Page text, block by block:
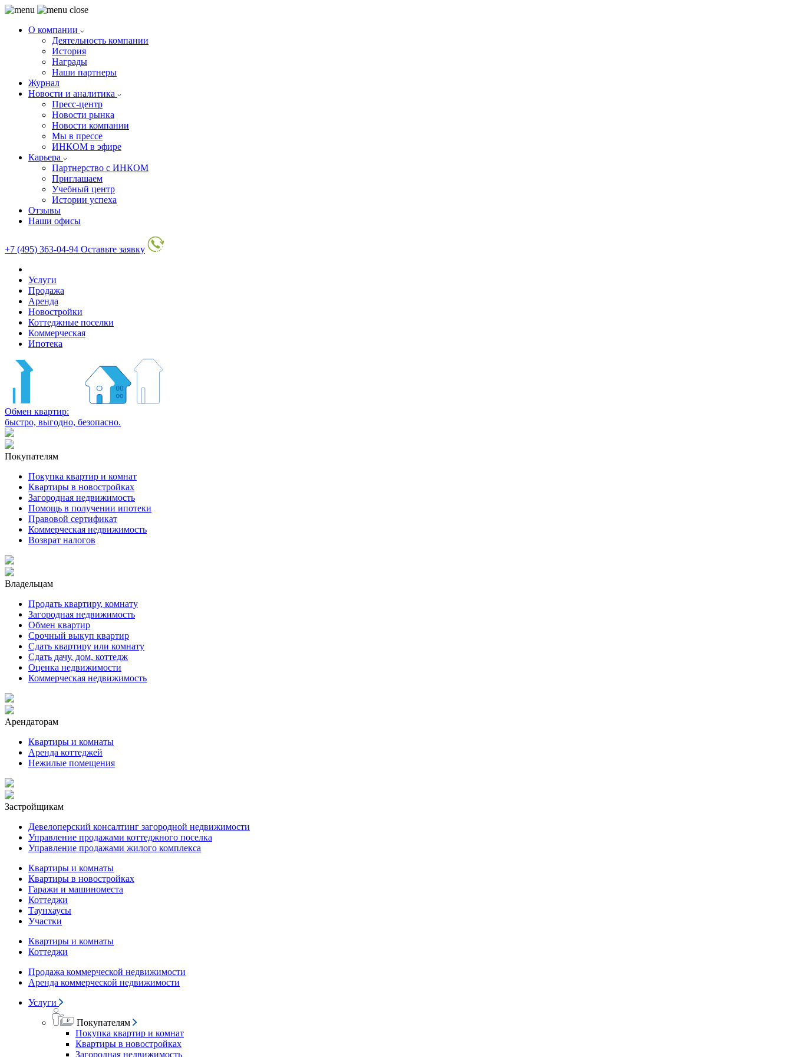
О компании
Деятельность компании
История
Награды
Наши партнеры
Журнал
Новости и аналитика
Пресс-центр
Новости рынка
Новости компании
Мы в прессе
ИНКОМ в эфире
Карьера
Партнерство с ИНКОМ
Приглашаем
Учебный центр
Истории успеха
Отзывы
Наши офисы
+7 (495) 363-04-94 Оставьте заявку
Услуги
Продажа
Аренда
Новостройки
Коттеджные поселки
Коммерческая
Ипотека
Обмен квартир:
быстро, выгодно, безопасно.
Покупателям
Покупка квартир и комнат
Квартиры в новостройках
Загородная недвижимость
Помощь в получении ипотеки
Правовой сертификат
Коммерческая недвижимость
Возврат налогов
Владельцам
Продать квартиру, комнату
Загородная недвижимость
Обмен квартир
Срочный выкуп квартир
Сдать квартиру или комнату
Сдать дачу, дом, коттедж
Оценка недвижимости
Коммерческая недвижимость
Арендаторам
Квартиры и комнаты
Аренда коттеджей
Нежилые помещения
Застройщикам
Девелоперский консалтинг загородной недвижимости
Управление продажами коттеджного поселка
Управление продажами жилого комплекса
Квартиры и комнаты
Квартиры в новостройках
Гаражи и машиноместа
Коттеджи
Таунхаусы
Участки
Квартиры и комнаты
Коттеджи
Продажа коммерческой недвижимости
Аренда коммерческой недвижимости
Услуги
Покупателям
Покупка квартир и комнат
Квартиры в новостройках
Загородная недвижимость